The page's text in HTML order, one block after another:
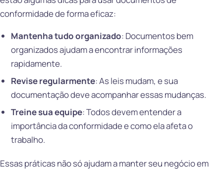
conformidade de forma eficaz:
Mantenha tudo organizado: Documentos bem
organizados ajudam a encontrar informações
rapidamente.
Revise regularmente: As leis mudam, e sua
documentação deve acompanhar essas mudanças.
Treine sua equipe: Todos devem entender a
importância da conformidade e como ela afeta o
trabalho.
Essas práticas não só ajudam a manter seu negócio em